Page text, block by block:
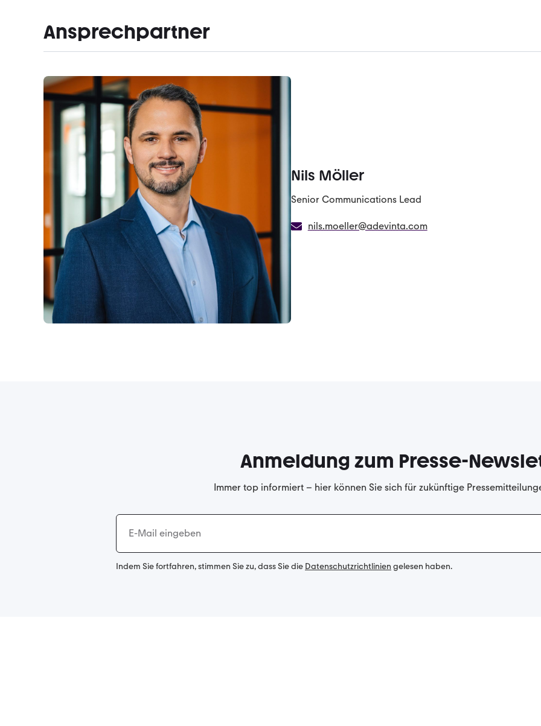
Ansprechpartner
Nils Möller
Senior Communications Lead
nils.moeller@adevinta.com
Anmeldung zum Presse-
Immer top informiert – hier können Sie sich für zukünftige
Indem Sie fortfahren, stimmen Sie zu, dass Sie die Datenschutzrichtlinien gelesen haben.